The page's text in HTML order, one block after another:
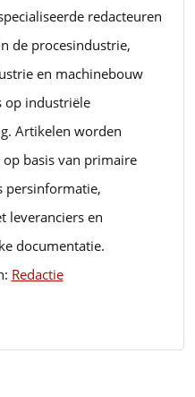
redacteuren
de procesindustrie,
en machinebouw
op industriële
Artikelen worden
op basis van primaire
persinformatie,
leveranciers en
documentatie.
Redactie